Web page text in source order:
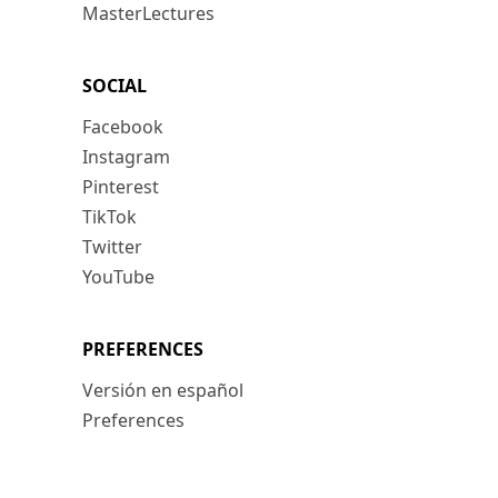
MasterLectures
SOCIAL
Facebook
Instagram
Pinterest
TikTok
Twitter
YouTube
PREFERENCES
Versión en español
Preferences